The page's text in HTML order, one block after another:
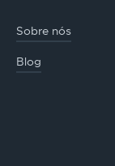
Sobre nós
Blog